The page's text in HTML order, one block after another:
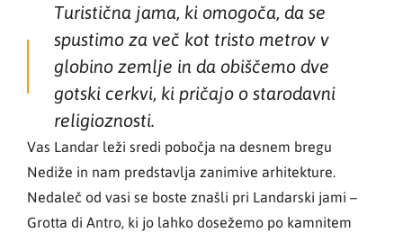
Turistična jama, ki omogoča, da se
spustimo za več kot tristo metrov v
globino zemlje in da obiščemo dve
gotski cerkvi, ki pričajo o starodavni
religioznosti.
Vas Landar leži sredi pobočja na desnem bregu
Nediže in nam predstavlja zanimive arhitekture.
Nedaleč od vasi se boste znašli pri Landarski jami –
Grotta di Antro, ki jo lahko dosežemo po kamnitem